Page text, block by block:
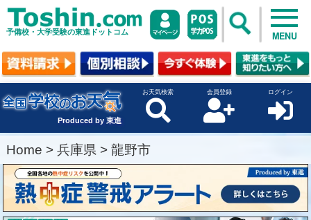
予備校・大学受験の東進ドットコム MENU
Produced by 東進
お天気検索 会員登録 ログイン
Home > 兵庫県 > 龍野市